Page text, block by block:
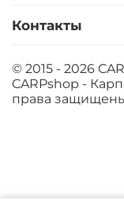
Вкус:
Вкус:
Контакты
© 2015 - 2026
CARPshop -
права